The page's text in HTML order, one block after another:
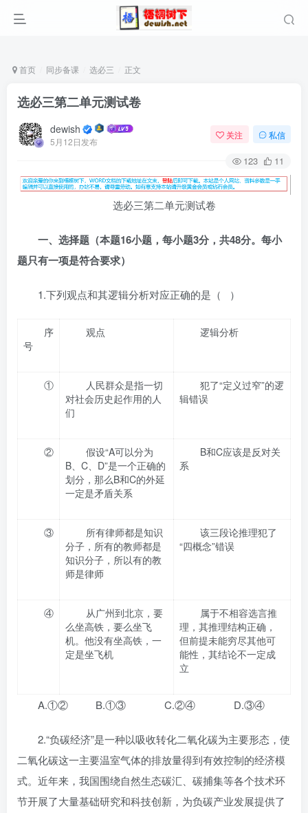
首页 同步备课 选必三 正文
选必三第二单元测试卷
dewish
5月12日发布
关注 私信
123 11
选必三第二单元测试卷
一、选择题（本题16小题，每小题3分，共48分。每小
题只有一项是符合要求）
1.下列观点和其逻辑分析对应正确的是（ ）
序
号
观点 逻辑分析
①
人民群众是指一切
对社会历史起作用的人
们
犯了“定义过窄”的逻
辑错误
②
假设“A可以分为
B、C、D”是一个正确的
划分，那么B和C的外延
一定是矛盾关系
B和C应该是反对关
系
③
所有律师都是知识
分子，所有的教师都是
知识分子，所以有的教
师是律师
该三段论推理犯了
“四概念”错误
④
从广州到北京，要
么坐高铁，要么坐飞
机。他没有坐高铁，一
定是坐飞机
属于不相容选言推
理，其推理结构正确，
但前提未能穷尽其他可
能性，其结论不一定成
立
A.①② B.①③ C.②④ D.③④
2.“负碳经济”是一种以吸收转化二氧化碳为主要形态，使
二氧化碳这一主要温室气体的排放量得到有效控制的经济模
式。近年来，我国围绕自然生态碳汇、碳捕集等各个技术环
节开展了大量基础研究和科技创新，为负碳产业发展提供了